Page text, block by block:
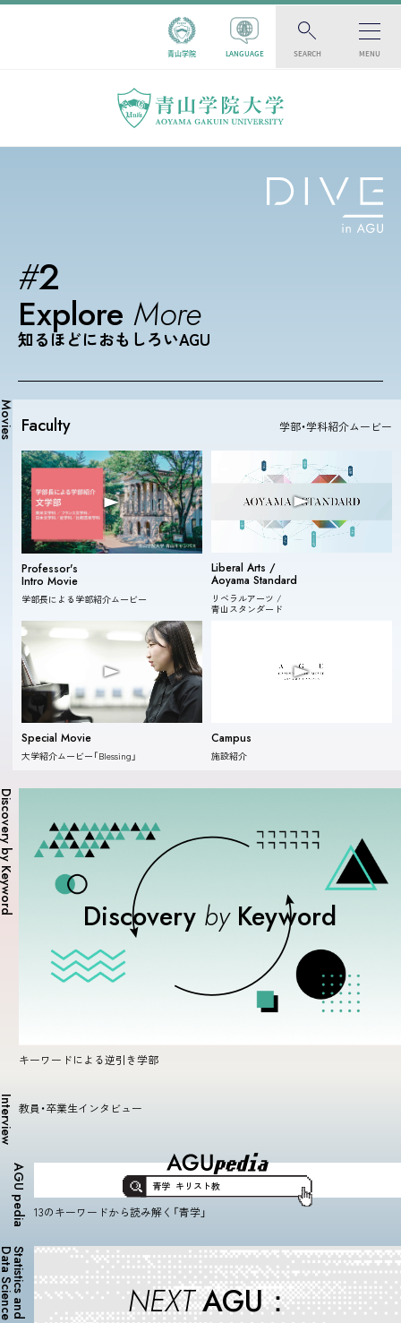
青山学院 LANGUAGE SEARCH MENU
#2
Explore More
知るほどにおもしろいAGU
Professor's
Intro Movie
学部長による学部紹介ムービー
Liberal Arts /
Aoyama Standard
リベラルアーツ /
青山スタンダード
Special Movie
大学紹介ムービー「Blessing」
Campus
施設紹介
Faculty 学部・学科紹介ムービー
Keyword
Discovery byKeyword
キーワードによる逆引き学部
教員・卒業生インタビュー
AGU pedia 青学 キリスト教
13のキーワードから読み解く「青学」
Statistics and NEXTAGU：